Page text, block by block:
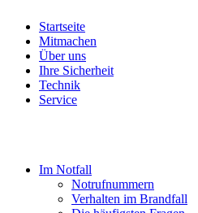
Startseite
Mitmachen
Über uns
Ihre Sicherheit
Technik
Service
Im Notfall
Notrufnummern
Verhalten im Brandfall